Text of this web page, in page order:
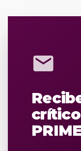
mail
crítico